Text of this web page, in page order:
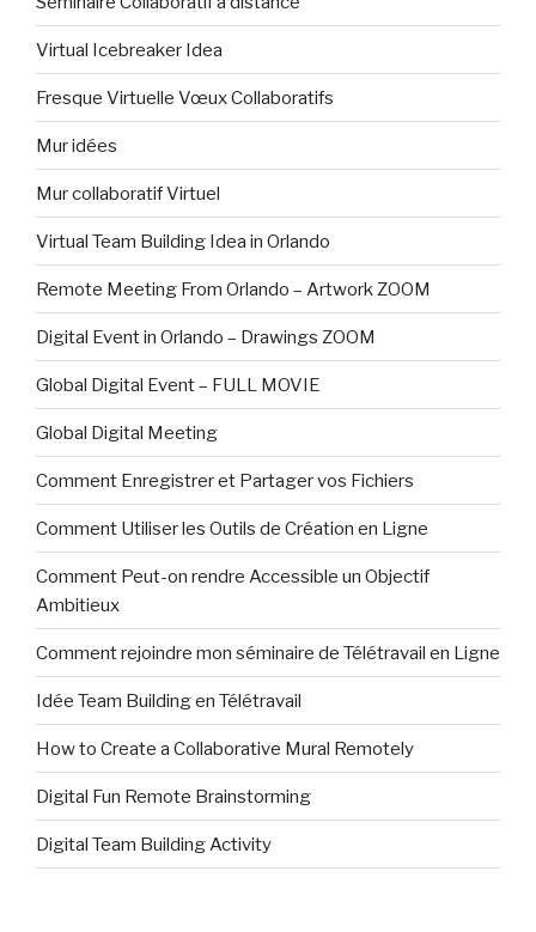
Virtual Icebreaker Idea
Fresque Virtuelle Vœux Collaboratifs
Mur idées
Mur collaboratif Virtuel
Virtual Team Building Idea in Orlando
Remote Meeting From Orlando – Artwork ZOOM
Digital Event in Orlando – Drawings ZOOM
Global Digital Event – FULL MOVIE
Global Digital Meeting
Comment Enregistrer et Partager vos Fichiers
Comment Utiliser les Outils de Création en Ligne
Comment Peut-on rendre Accessible un Objectif
Ambitieux
Comment rejoindre mon séminaire de Télétravail en Ligne
Idée Team Building en Télétravail
How to Create a Collaborative Mural Remotely
Digital Fun Remote Brainstorming
Digital Team Building Activity